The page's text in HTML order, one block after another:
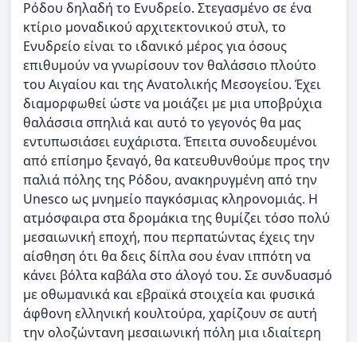
Ρόδου δηλαδή το Ενυδρείο. Στεγασμένο σε ένα
κτίριο μοναδικού αρχιτεκτονικού στυλ, το
Ενυδρείο είναι το ιδανικό μέρος για όσους
επιθυμούν να γνωρίσουν τον θαλάσσιο πλούτο
του Αιγαίου και της Ανατολικής Μεσογείου. Έχει
διαμορφωθεί ώστε να μοιάζει με μια υποβρύχια
θαλάσσια σπηλιά και αυτό το γεγονός θα μας
εντυπωσιάσει ευχάριστα. Έπειτα συνοδευμένοι
από επίσημο ξεναγό, θα κατευθυνθούμε προς την
παλιά πόλης της Ρόδου, ανακηρυγμένη από την
Unesco ως μνημείο παγκόσμιας κληρονομιάς. Η
ατμόσφαιρα στα δρομάκια της θυμίζει τόσο πολύ
μεσαιωνική εποχή, που περπατώντας έχεις την
αίσθηση ότι θα δεις δίπλα σου έναν ιππότη να
κάνει βόλτα καβάλα στο άλογό του. Σε συνδυασμό
με οθωμανικά και εβραϊκά στοιχεία και φυσικά
άφθονη ελληνική κουλτούρα, χαρίζουν σε αυτή
την ολοζώντανη μεσαιωνική πόλη μια ιδιαίτερη